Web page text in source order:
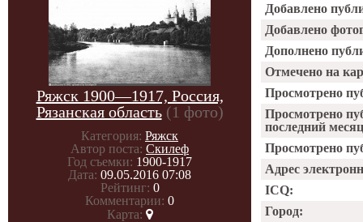
Ряжск 1900—1917, Россия,
Рязанская область (1 фото)
Категория: Ряжск
Автор поста: Скилеф
Год съемки: 1900-1917
Дата: 09.05.2016 07:08
Рейтинг: 0
Комментарии: 0
Карта:
Добавлено
Добавлено
Дополнено
Отмечено на
Просмотрено
Просмотрено
последний
Просмотрено
Адрес
ICQ:
Город: